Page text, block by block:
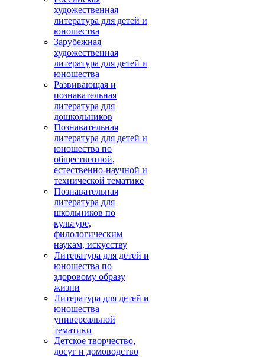
художественная
литература для детей и
юношества
Зарубежная
художественная
литература для детей и
юношества
Развивающая и
познавательная
литература для
дошкольников
Познавательная
литература для детей и
юношества по
общественной,
естественно-научной и
технической тематике
Познавательная
литература для
школьников по
культуре,
филологическим
наукам, искусству
Литература для детей и
юношества по
здоровому образу
жизни
Литература для детей и
юношества
универсальной
тематики
Детское творчество,
досуг и домоводство